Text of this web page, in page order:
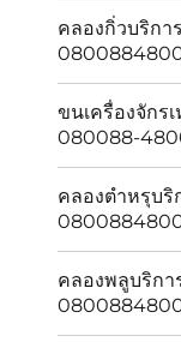
คลองกิ่วบริกา
ขนเครื่องจักร
080088-
คลองตำหรุบ
คลองพลูบริก